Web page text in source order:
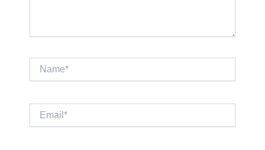
Email*